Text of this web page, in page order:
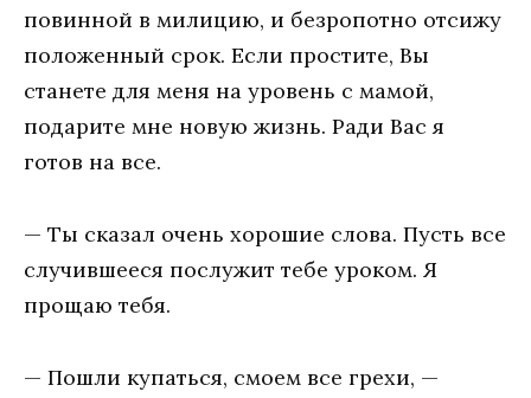
повинной в милицию, и безропотно отсижу
положенный срок. Если простите, Вы
станете для меня на уровень с мамой,
подарите мне новую жизнь. Ради Вас я
готов на все.
— Ты сказал очень хорошие слова. Пусть все
случившееся послужит тебе уроком. Я
прощаю тебя.
— Пошли купаться, смоем все грехи, —